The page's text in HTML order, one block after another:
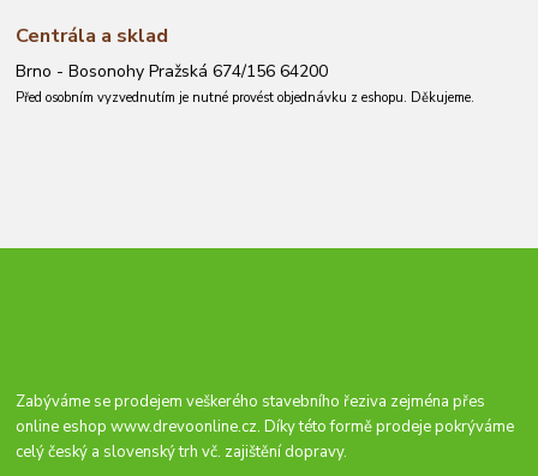
Centrála a sklad
Brno - Bosonohy Pražská 674/156 64200
Před osobním vyzvednutím je nutné provést objednávku z eshopu. Děkujeme.
Zabýváme se prodejem veškerého stavebního řeziva zejména přes
online eshopwww.drevoonline.cz. Díky této formě prodeje pokrýváme
celý český a slovenský trh vč. zajištění dopravy.